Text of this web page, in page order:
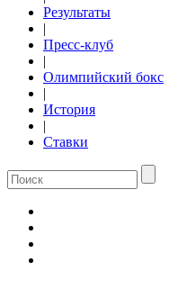
Результаты
|
Пресс-клуб
|
Олимпийский бокс
|
История
|
Ставки